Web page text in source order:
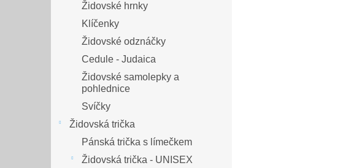
Židovské hrnky
Klíčenky
Židovské odznáčky
Cedule - Judaica
Židovské samolepky a
pohlednice
Svíčky
Židovská trička
Pánská trička s límečkem
Židovská trička - UNISEX